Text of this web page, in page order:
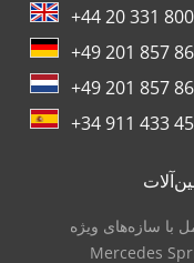
+44 20 331
+49 201 857
+49 201 857
+34 911 433
با سازه‌های ویژه
Mercedes